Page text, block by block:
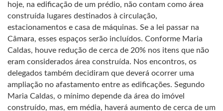
hoje, na edificação de um prédio, não contam como área
construída lugares destinados à circulação,
estacionamentos e casa de máquinas. Se a lei passar na
Câmara, esses espaços serão incluídos. Conforme Maria
Caldas, houve redução de cerca de 20% nos itens que não
eram considerados área construída. Nos encontros, os
delegados também decidiram que deverá ocorrer uma
ampliação no afastamento entre as edificações. Segundo
Maria Caldas, o mínimo depende da área do imóvel
construído, mas, em média, haverá aumento de cerca de um